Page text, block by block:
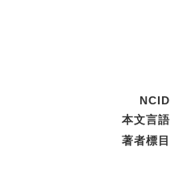
NCID
本文言語
著者標目